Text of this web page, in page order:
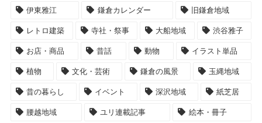
伊東雅江 鎌倉カレンダー 旧鎌倉地域
レトロ建築 寺社・祭事 大船地域 渋谷雅子
お店・商品 昔話 動物 イラスト単品
植物 文化・芸術 鎌倉の風景 玉縄地域
昔の暮らし イベント 深沢地域 紙芝居
腰越地域 ユリ連載記事 絵本・冊子